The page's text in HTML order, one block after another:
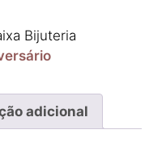
Bijuteria
adicional